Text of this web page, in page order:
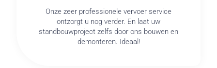
Onze zeer professionele vervoer service
ontzorgt u nog verder. En laat uw
standbouwproject zelfs door ons bouwen en
demonteren. Ideaal!